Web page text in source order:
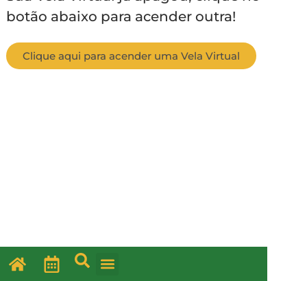
botão abaixo para acender outra!
Clique aqui para acender uma Vela Virtual